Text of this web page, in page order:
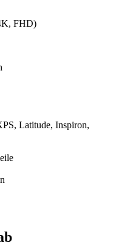
FHD)
Latitude, Inspiron,